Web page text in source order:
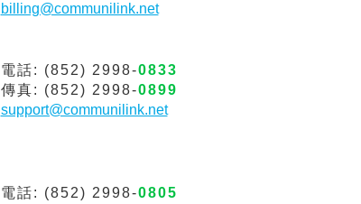
billing@communilink.net
電話: (852) 2998-0833
傳真: (852) 2998-0899
support@communilink.net
電話: (852) 2998-0805